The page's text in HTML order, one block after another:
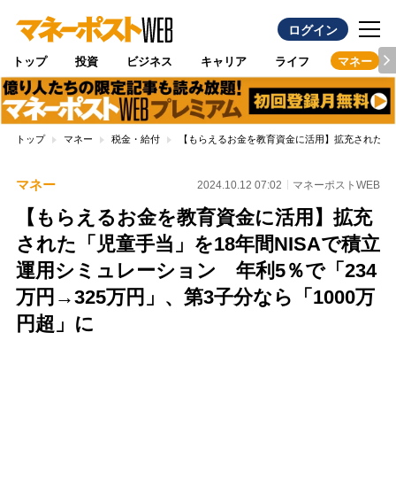
ログイン
トップ 投資 ビジネス キャリア ライフ マネー
トップ マネー 税金・給付 【もらえるお金を教育資金に活用】拡充された
マネー 2024.10.12 07:02 マネーポストWEB
【もらえるお金を教育資金に活用】拡充
された「児童手当」を18年間NISAで積立
運用シミュレーション 年利5％で「234
万円→325万円」、第3子分なら「1000万
円超」に